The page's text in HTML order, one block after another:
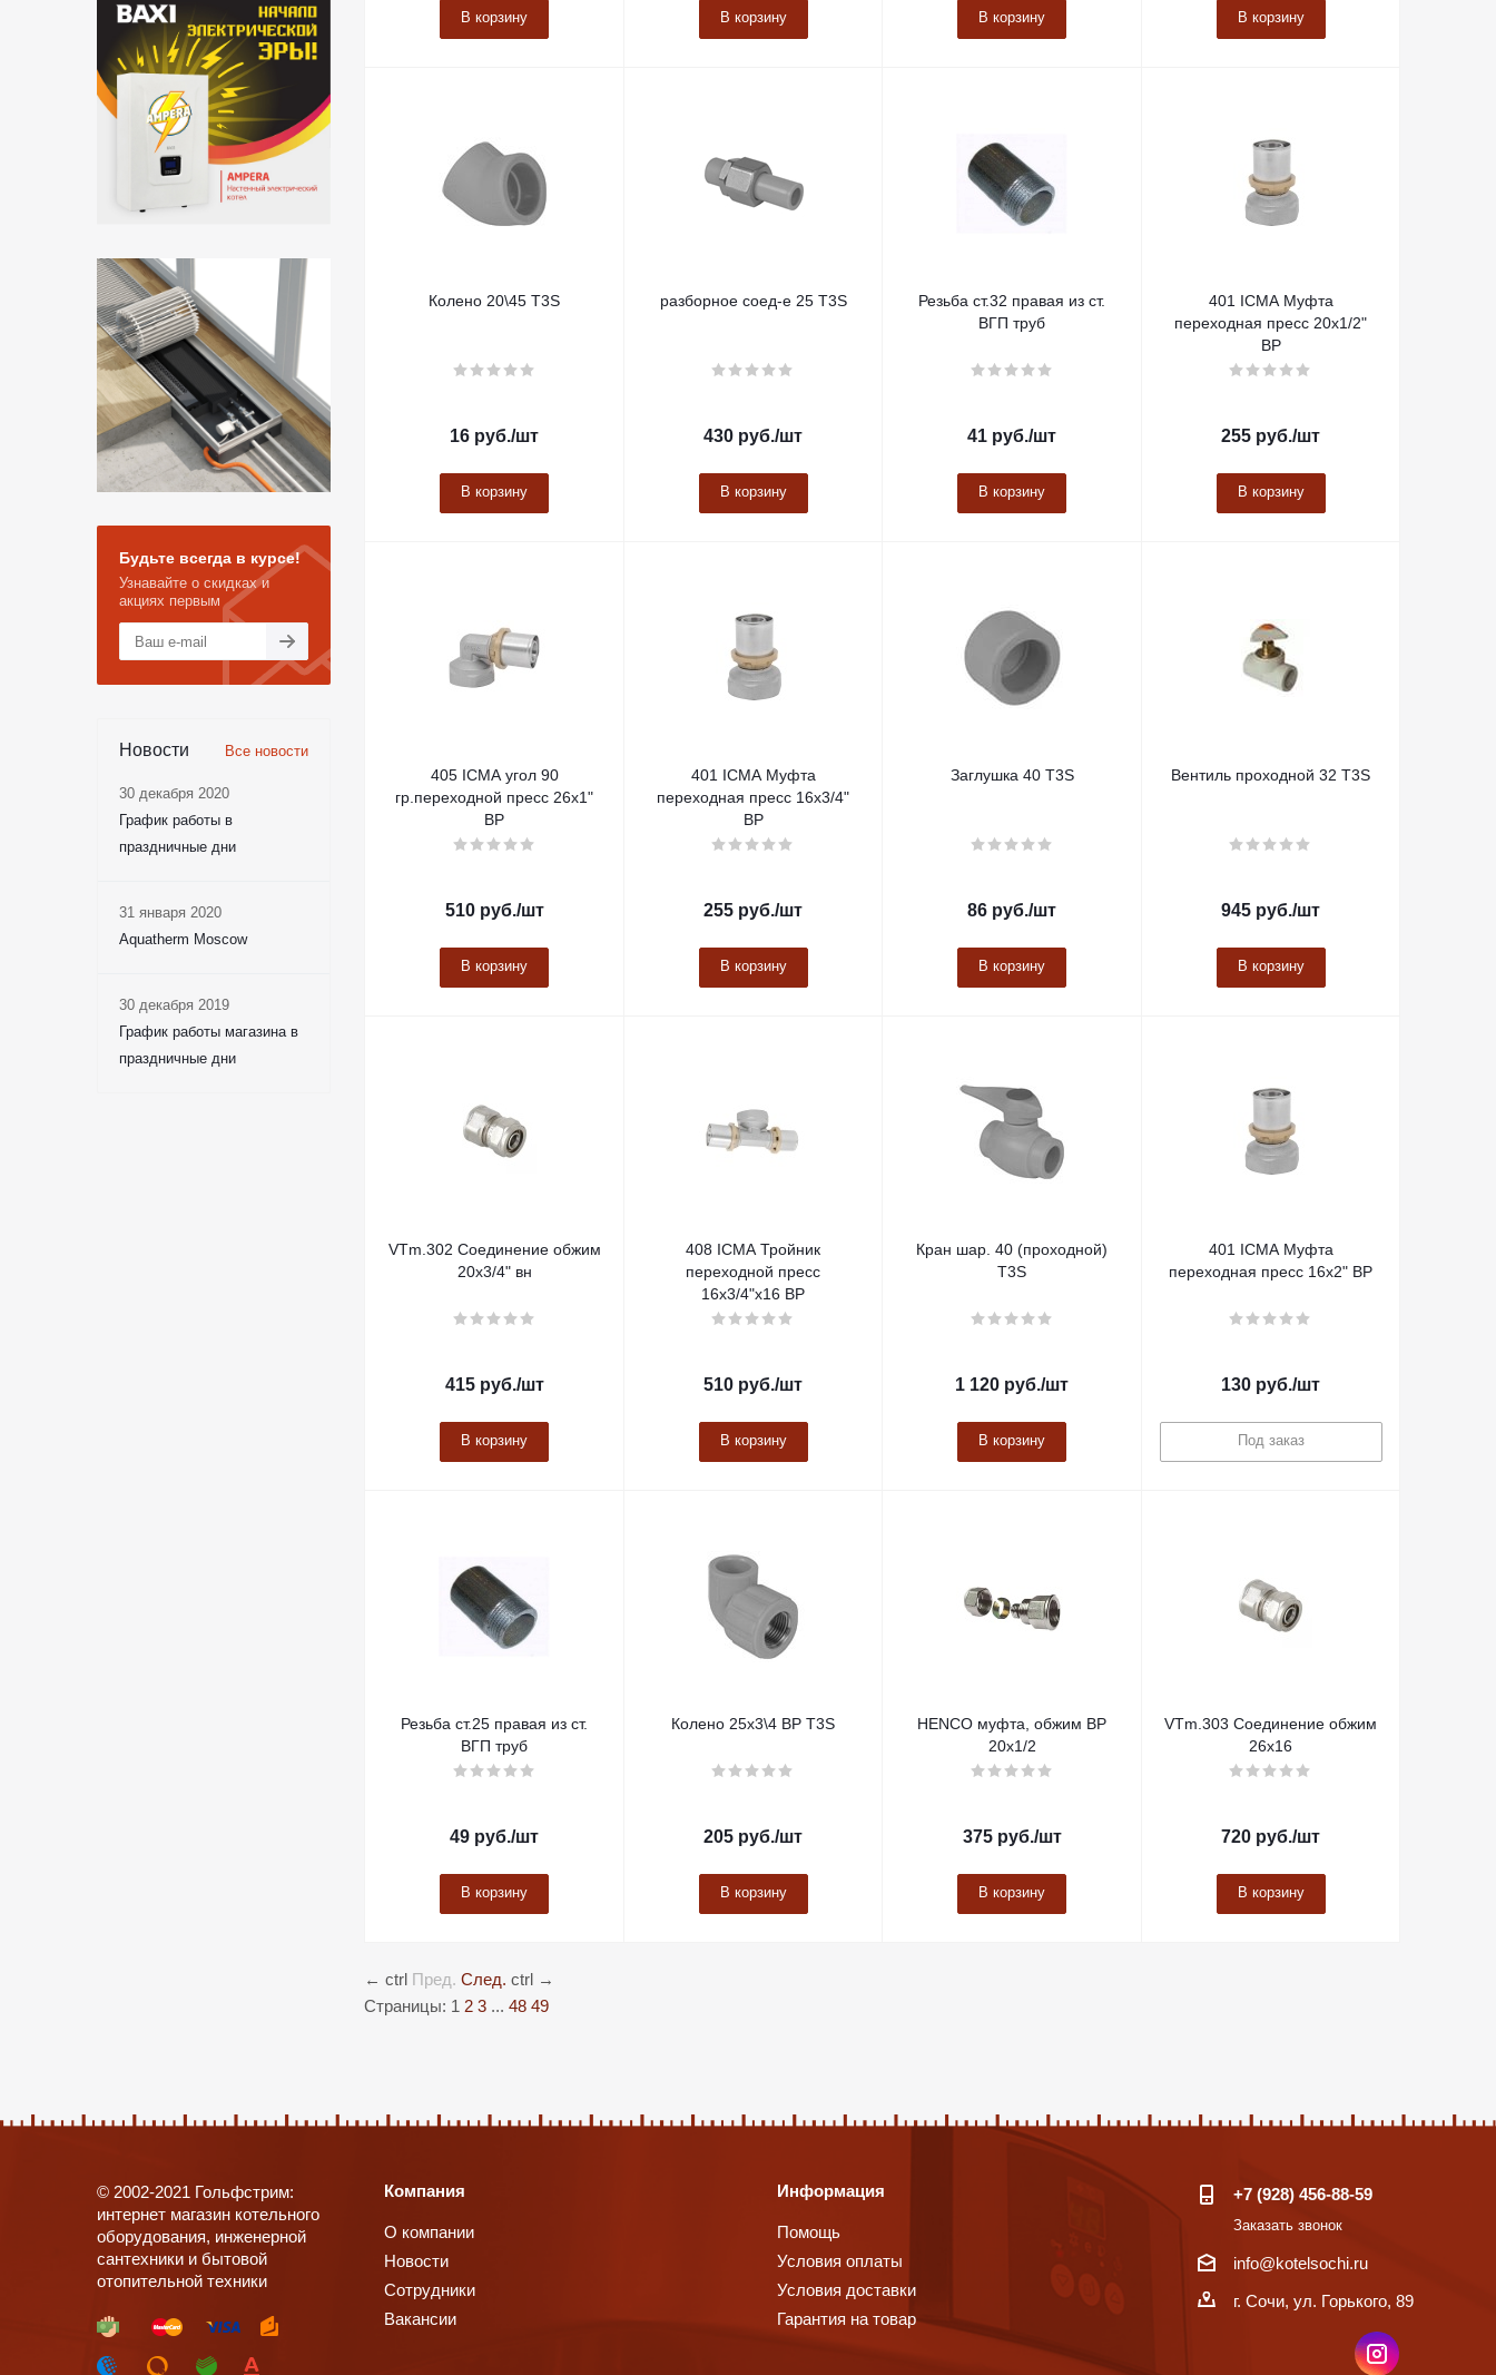
В корзину В корзину В корзину В корзину
Колено 20\45 Т3S
16 руб./шт
В корзину
разборное соед-е 25 T3S
430 руб./шт
В корзину
Резьба ст.32 правая из ст.
ВГП труб
41 руб./шт
В корзину
401 ICMA Муфта
переходная пресс 20х1/2"
ВР
255 руб./шт
В корзину
405 ICMA угол 90
гр.переходной пресс 26х1"
ВР
510руб./шт
В корзину
401 ICMA Муфта
переходная пресс 16х3/4"
ВР
255 руб./шт
В корзину
Заглушка 40 Т3S
86 руб./шт
В корзину
Вентиль проходной 32 Т3S
945 руб./шт
В корзину
VTm.302 Соединение обжим
20х3/4" вн
415руб./шт
В корзину
408 ICMA Тройник
переходной пресс
16х3/4"х16 ВР
510 руб./шт
В корзину
Кран шар. 40 (проходной)
T3S
1 120 руб./шт
В корзину
401 ICMA Муфта
переходная пресс 16х2" ВР
130 руб./шт
Под заказ
Резьба ст.25 правая из ст.
ВГП труб
49 руб./шт
В корзину
Колено 25х3\4 ВР Т3S
205 руб./шт
В корзину
HENCO муфта, обжим ВР
20х1/2
375руб./шт
В корзину
VTm.303 Соединение обжим
26х16
720 руб./шт
В корзину
← ctrl Пред. След. ctrl →
Страницы: 1 2 3 ... 48 49
Будьте всегда в курсе!
Узнавайте о скидках и
акциях первым
Новости Все новости
30 декабря 2020
График работы в
праздничные дни
31 января 2020
Aquatherm Moscow
30 декабря 2019
График работы магазина в
праздничные дни
© 2002-2021 Гольфстрим:
интернет магазин котельного
оборудования, инженерной
сантехники и бытовой
отопительной техники
Компания
О компании
Новости
Сотрудники
Вакансии
Информация
Помощь
Условия оплаты
Условия доставки
Гарантия на товар
+7 (928) 456-88-59
Заказать звонок
info@kotelsochi.ru
г. Сочи, ул. Горького, 89